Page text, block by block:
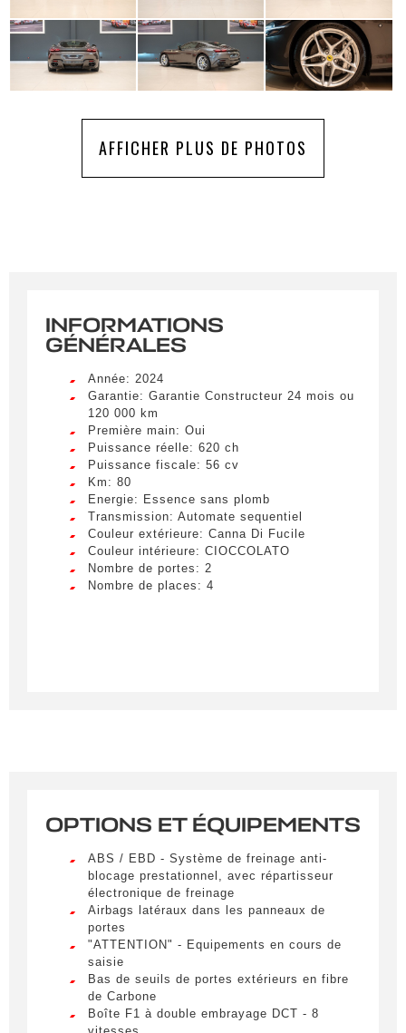
Remplissez le formulaire ci-dessous pour recevoir
une notification par e-mail dès qu’un véhicule
correspondant à vos critères sera disponible.
Civilité *
LIVRAISON PARTOUT EN
FRANCE
AFFICHER PLUS DE PHOTOS
INFORMATIONS
GÉNÉRALES
Année: 2024
Garantie: Garantie Constructeur 24 mois ou
120 000 km
Première main: Oui
Puissance réelle: 620 ch
Puissance fiscale: 56 cv
Km: 80
Energie: Essence sans plomb
Transmission: Automate sequentiel
Couleur extérieure: Canna Di Fucile
Couleur intérieure: CIOCCOLATO
Nombre de portes: 2
Nombre de places: 4
OPTIONS ET ÉQUIPEMENTS
ABS / EBD - Système de freinage anti-
blocage prestationnel, avec répartisseur
électronique de freinage
Airbags latéraux dans les panneaux de
portes
"ATTENTION" - Equipements en cours de
saisie
Bas de seuils de portes extérieurs en fibre
de Carbone
Boîte F1 à double embrayage DCT - 8